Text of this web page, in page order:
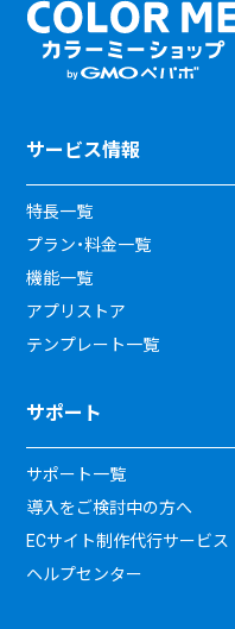
サービス情報
特長一覧
プラン・料金一覧
機能一覧
アプリストア
テンプレート一覧
サポート
サポート一覧
導入をご検討中の方へ
ECサイト制作代行サービス
ヘルプセンター